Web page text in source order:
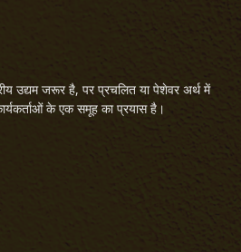
उद्यम जरूर है, पर प्रचलित या पेशेवर अर्थ में
के एक समूह का प्रयास है।